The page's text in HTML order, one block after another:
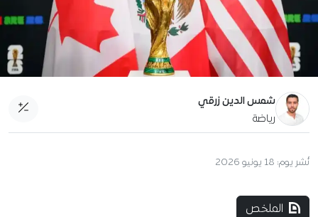
شمس الدين زرقي
رياضة
نُشر يوم: 18 يونيو 2026
الملخص